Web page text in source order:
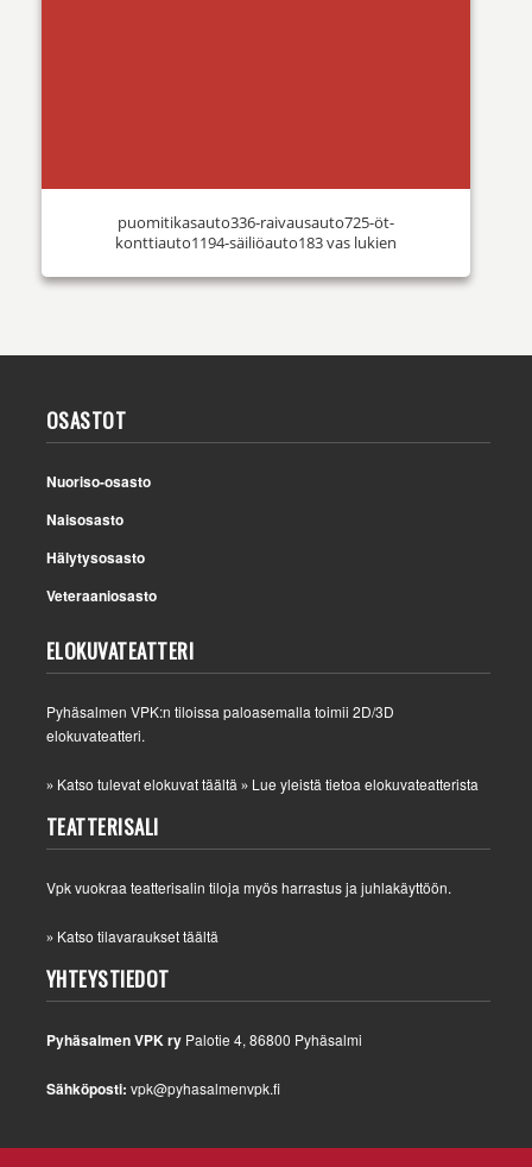
puomitikasauto336-raivausauto725-öt-
konttiauto1194-säiliöauto183 vas lukien
OSASTOT
Nuoriso-osasto
Naisosasto
Hälytysosasto
Veteraaniosasto
ELOKUVATEATTERI
Pyhäsalmen VPK:n tiloissa paloasemalla toimii 2D/3D
elokuvateatteri.
» Katso tulevat elokuvat täältä » Lue yleistä tietoa elokuvateatterista
TEATTERISALI
Vpk vuokraa teatterisalin tiloja myös harrastus ja juhlakäyttöön.
» Katso tilavaraukset täältä
YHTEYSTIEDOT
Pyhäsalmen VPK ry Palotie 4, 86800 Pyhäsalmi
Sähköposti: vpk@pyhasalmenvpk.fi